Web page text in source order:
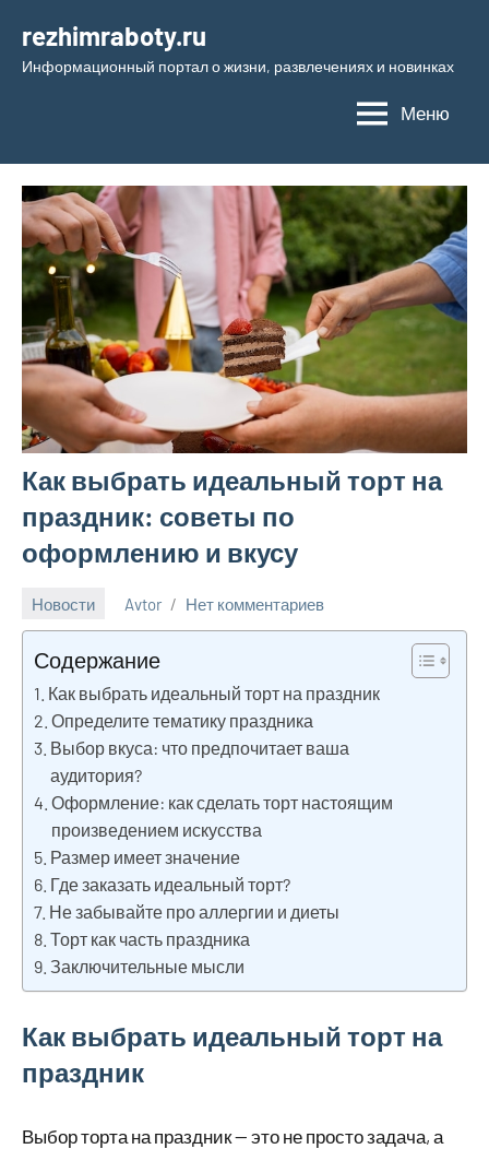
содержимому
rezhimraboty.ru
Информационный портал о жизни, развлечениях и новинках
Меню
Как выбрать идеальный торт на
праздник: советы по
оформлению и вкусу
Новости
2025
Avtor Нет комментариев
Содержание
Как выбрать идеальный торт на праздник
Определите тематику праздника
Выбор вкуса: что предпочитает ваша
аудитория?
Оформление: как сделать торт настоящим
произведением искусства
Размер имеет значение
Где заказать идеальный торт?
Не забывайте про аллергии и диеты
Торт как часть праздника
Заключительные мысли
Как выбрать идеальный торт на
праздник
Выбор торта на праздник — это не просто задача, а